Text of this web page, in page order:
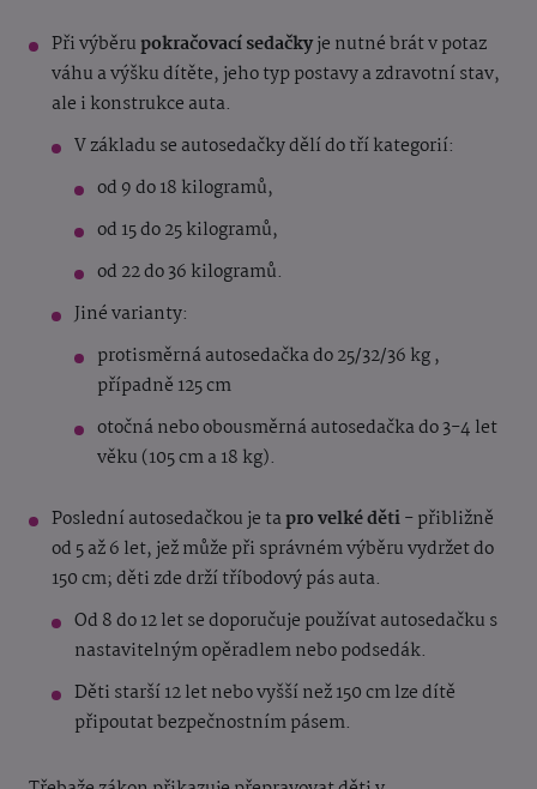
Při výběru pokračovací sedačkyje nutné brát v potaz
váhu a výšku dítěte, jeho typ postavy a zdravotní stav,
ale i konstrukce auta.
V základu se autosedačky dělí do tří kategorií:
od 9 do 18 kilogramů,
od 15 do 25 kilogramů,
od 22 do 36 kilogramů.
Jiné varianty:
protisměrná autosedačka do 25/32/36 kg ,
případně 125 cm
otočná nebo obousměrná autosedačka do 3-4 let
věku (105 cm a 18 kg).
Poslední autosedačkou je tapro velké děti- přibližně
od 5 až 6 let, jež může při správném výběru vydržet do
150 cm; děti zde drží tříbodový pás auta.
Od 8 do 12 let se doporučuje používat autosedačku s
nastavitelným opěradlem nebo podsedák.
Děti starší 12 let nebo vyšší než 150 cm lze dítě
připoutat bezpečnostním pásem.